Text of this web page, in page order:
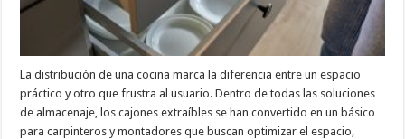
La distribución de una cocina marca la diferencia entre un espacio
práctico y otro que frustra al usuario. Dentro de todas las soluciones
de almacenaje, los cajones extraíbles se han convertido en un básico
para carpinteros y montadores que buscan optimizar el espacio,